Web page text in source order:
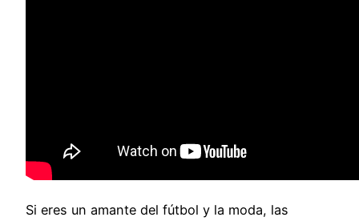
Si eres un amante del fútbol y la moda, las